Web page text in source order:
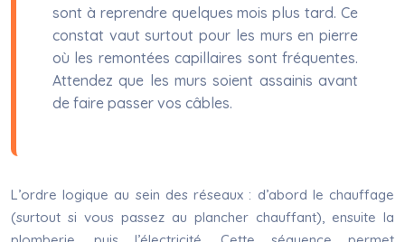
sont à reprendre quelques mois plus tard. Ce
constat vaut surtout pour les murs en pierre
où les remontées capillaires sont fréquentes.
Attendez que les murs soient assainis avant
de faire passer vos câbles.
L’ordre logique au sein des réseaux : d’abord le chauffage
(surtout si vous passez au plancher chauffant), ensuite la